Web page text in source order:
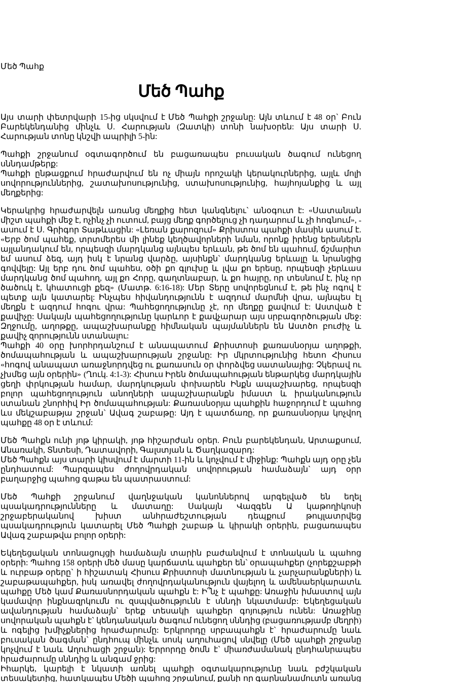
Մեծ Պահք
Մեծ Պահք
Այս տարի փետրվարի 15-ից սկսվում է Մեծ Պահքի շրջանը: Այն տևում է 48 օր` Բուն
Բարեկենդանից մինչև Ս. Հարության (Զատկի) տոնի նախօրեն: Այս տարի Ս.
Հարության տոնը կնշվի ապրիլի 5-ին:
Պահքի շրջանում օգտագործում են բացառապես բուսական ծագում ունեցող
սննդամթերք:
Պահքի ընթացքում հրաժարվում են ոչ միայն որոշակի կերակուրներից, այլև մոլի
սովորություններից, շատախոսությունից, ստախոսությունից, հայհոյանքից և այլ
մեղքերից:
Կերակրից հրաժարվելն առանց մեղքից հետ կանգնելու` անօգուտ է: «Սատանան
միշտ պահքի մեջ է, ոչինչ չի ուտում, բայց մեղք գործելուց չի դադարում և չի հոգնում», -
ասում է Ս. Գրիգոր Տաթևացին: «Լեռան քարոզում» Քրիստոս պահքի մասին ասում է.
«Երբ ծոմ պահեք, տրտմերես մի լինեք կեղծավորների նման, որոնք իրենց երեսներն
այլանդակում են, որպեսզի մարդկանց այնպես երևան, թե ծոմ են պահում, ճշմարիտ
եմ ասում ձեզ, այդ իսկ է նրանց վարձը, այսինքն` մարդկանց երևալը և նրանցից
գովվելը: Այլ երբ դու ծոմ պահես, օծի քո գլուխը և լվա քո երեսը, որպեսզի չերևաս
մարդկանց ծոմ պահող, այլ քո Հորը, գաղտնաբար, և քո հայրը, որ տեսնում է, ինչ որ
ծածուկ է, կհատուցի քեզ» (Մատթ. 6:16-18): Մեր Տերը սովորեցնում է, թե ինչ ոգով է
պետք այն կատարել: Ինչպես հիվանդությունն է ազդում մարմնի վրա, այնպես էլ
մեղքն է ազդում հոգու վրա: Պահեցողությունը չէ, որ մեղքը քավում է: Աստված է
քավիչը: Սակայն պահեցողությունը կարևոր է քավչարար այս սրբագործության մեջ:
Զղջումը, աղոթքը, ապաշխարանքը հիմնական պայմաններն են Աստծո բուժիչ և
քավիչ զորությունն ստանալու:
Պահքի 40 օրը խորհրդանշում է անապատում Քրիստոսի քառասնօրյա աղոթքի,
ծոմապահության և ապաշխարության շրջանը: Իր մկրտությունից հետո Հիսուս
«հոգով անապատ առաջնորդվեց ու քառասուն օր փորձվեց սատանայից: Չկերավ ու
չխմեց այն օրերին» (Ղուկ. 4:1-3): Հիսուս Իրեն ծոմապահության ենթարկեց մարդկային
ցեղի փրկության համար, մարդկության փոխարեն Ինքն ապաշխարեց, որպեսզի
բոլոր պահեցողություն անողների ապաշխարանքն իմաստ և իրականություն
ստանան շնորհիվ Իր ծոմապահության: Քառասնօրյա պահքին հաջորդում է պահոց
ևս մեկշաբաթյա շրջան` Ավագ շաբաթը: Այդ է պատճառը, որ քառասնօրյա կոչվող
պահքը 48 օր է տևում:
Մեծ Պահքն ունի յոթ կիրակի, յոթ հիշարժան օրեր. Բուն բարեկենդան, Արտաքսում,
Անառակի, Տնտեսի, Դատավորի, Գալստյան և Ծաղկազարդ:
Մեծ Պահքն այս տարի կիսվում է մարտի 11-ին և կոչվում է միջինք: Պահքն այդ օրը չեն
ընդհատում: Պարզապես ժողովրդական սովորության համաձայն` այդ օրր
բաղարջից պահոց գաթա են պատրաստում:
Մեծ Պահքի շրջանում վաղնջական կանոններով արգելված են եղել
պսակադրությունները և մատաղը: Սակայն Վազգեն Ա կաթողիկոսի
շրջաբերականով խիստ անհրաժեշտության դեպքում թույլատրվեց
պսակադրություն կատարել Մեծ Պահքի շաբաթ և կիրակի օրերին, բացառապես
Ավագ շաբաթվա բոլոր օրերի:
Եկեղեցական տոնացույցի համաձայն տարին բաժանվում է տոնական և պահոց
օրերի: Պահոց 158 օրերի մեծ մասը կարճատև պահքեր են` օրապահքեր (չորեքշաբթի
և ուրբաթ օրերը` ի հիշատակ Հիսուս Քրիստոսի մատնության և չարչարանքների) և
շաբաթապահքեր, իսկ առավել ժողովրդականություն վայելող և ամենաերկարատև
պահքը Մեծ կամ Քառասնորդական պահքն է: Ի՞նչ է պահքը: Առաջին իմաստով այն
կամավոր ինքնազրկումն ու զսպվածությունն է սննդի նկատմամբ: Եկեղեցական
ավանդության համաձայն` երեք տեսակի պահքեր գոյություն ունեն: Առաջինը
սովորական պահքն է` կենդանական ծագում ունեցող սննդից (բացառությամբ մեղրի)
և ոգելից խմիչքներից հրաժարումը: Երկրորդը սրբապահքն է` հրաժարումը նաև
բուսական ծագման` ընդհուպ մինչև սոսկ աղուհացով սնվելը (Մեծ պահքի շրջանը
կոչվում է նաև Աղուհացի շրջան): Երրորդը ծոմն է` միառժամանակ ընդհանրապես
հրաժարումը սննդից և անգամ ջրից:
Իհարկե, կարելի է նկատի առնել պահքի օգտակարությունը նաև բժշկական
տեսակետից, հատկապես Մեծի պահոց շրջանում, քանի որ գարնանամուտն առանց